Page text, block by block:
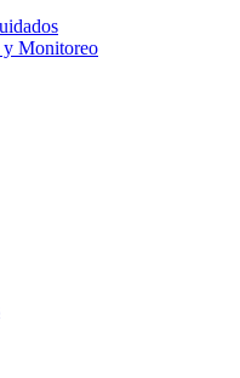
y Monitoreo